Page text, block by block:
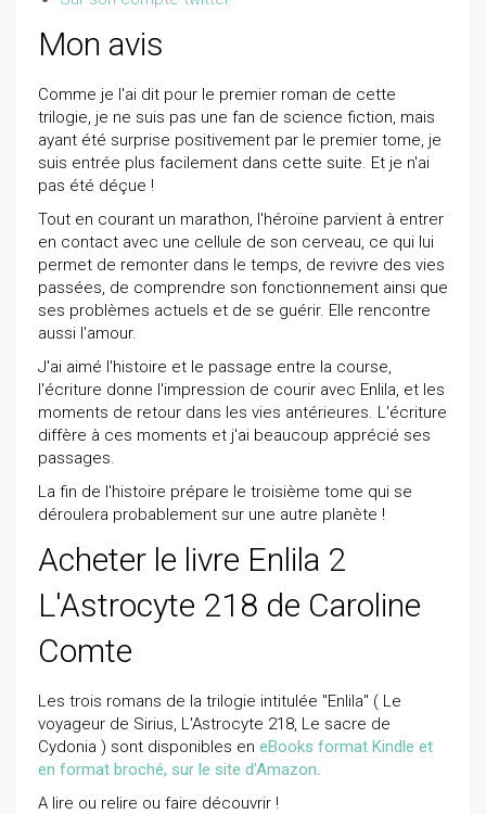
Mon avis
Comme je l'ai dit pour le premier roman de cette
trilogie, je ne suis pas une fan de science fiction, mais
ayant été surprise positivement par le premier tome, je
suis entrée plus facilement dans cette suite. Et je n'ai
pas été déçue !
Tout en courant un marathon, l'héroïne parvient à entrer
en contact avec une cellule de son cerveau, ce qui lui
permet de remonter dans le temps, de revivre des vies
passées, de comprendre son fonctionnement ainsi que
ses problèmes actuels et de se guérir. Elle rencontre
aussi l'amour.
J'ai aimé l'histoire et le passage entre la course,
l'écriture donne l'impression de courir avec Enlila, et les
moments de retour dans les vies antérieures. L'écriture
diffère à ces moments et j'ai beaucoup apprécié ses
passages.
La fin de l'histoire prépare le troisième tome qui se
déroulera probablement sur une autre planète !
Acheter le livre Enlila 2
L'Astrocyte 218 de Caroline
Comte
Les trois romans de la trilogie intitulée "Enlila" ( Le
voyageur de Sirius, L'Astrocyte 218, Le sacre de
Cydonia ) sont disponibles en eBooks format Kindle et
en format broché, sur le site d'Amazon.
A lire ou relire ou faire découvrir !